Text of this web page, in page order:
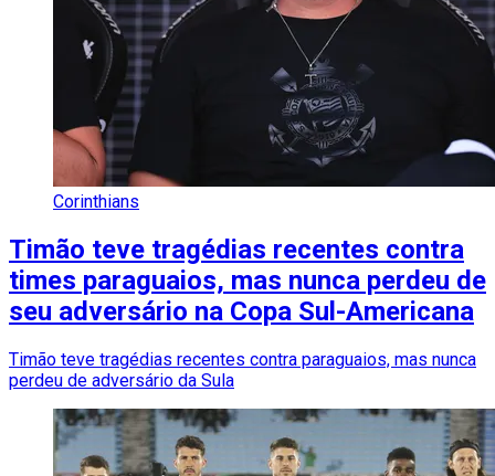
Corinthians
Timão teve tragédias recentes contra
times paraguaios, mas nunca perdeu de
seu adversário na Copa Sul-Americana
Timão teve tragédias recentes contra paraguaios, mas nunca
perdeu de adversário da Sula